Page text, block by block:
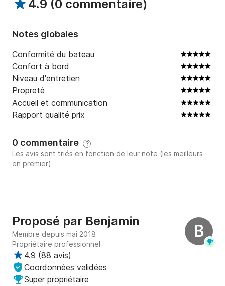
**
restaurations
Vous pouvez brancher votre propre musique ou
profiter des commentaires et anecdotes du skipper
**
NIFP000332
4.9 (0 commentaire)
Notes globales
Conformité du bateau
Confort à bord
Niveau d'entretien
Propreté
Accueil et communication
Rapport qualité prix
0 commentaire ?
Les avis sont triés en fonction de leur note (les meilleurs
en premier)
B
Proposé par Benjamin
Membre depuis mai 2018
Propriétaire professionnel
4.9 (88 avis)
Coordonnées validées
Super propriétaire